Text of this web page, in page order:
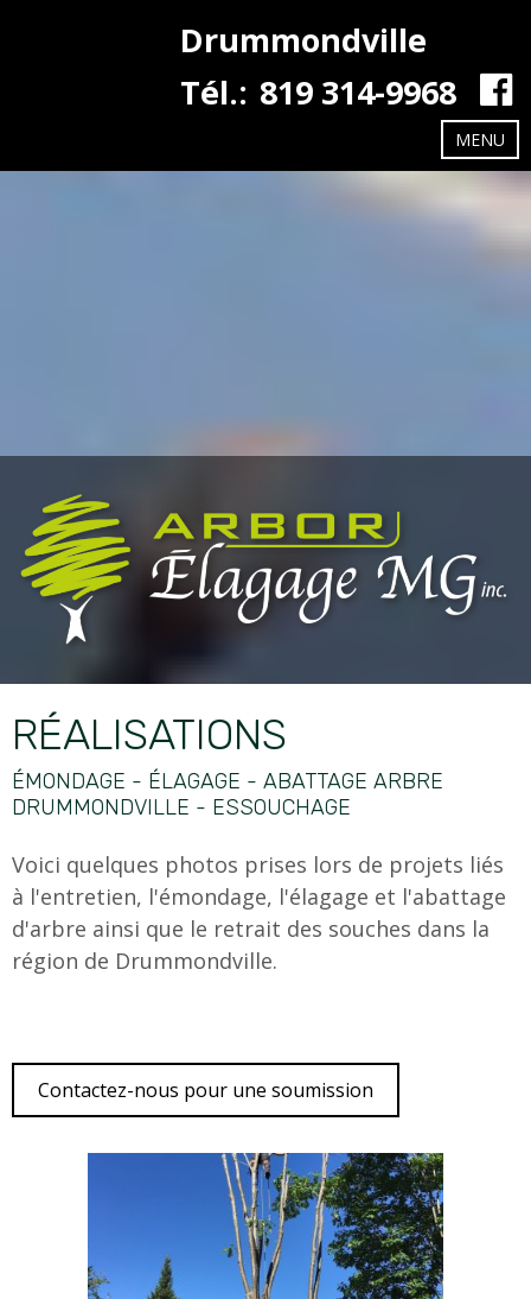
Drummondville
Tél.: 819 314-9968
MENU
RÉALISATIONS
ÉMONDAGE - ÉLAGAGE - ABATTAGE ARBRE
DRUMMONDVILLE - ESSOUCHAGE
Voici quelques photos prises lors de projets liés
à l'entretien, l'émondage, l'élagage et l'abattage
d'arbre ainsi que le retrait des souches dans la
région de Drummondville.
Contactez-nous pour une soumission